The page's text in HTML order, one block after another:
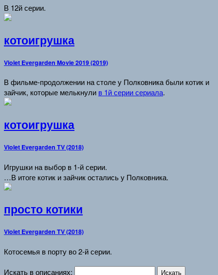
В 12й серии.
котоигрушка
Violet Evergarden Movie 2019 (2019)
В фильме-продолжении на столе у Полковника были котик и
зайчик, которые мелькнули в 1й серии сериала.
котоигрушка
Violet Evergarden TV (2018)
Игрушки на выбор в 1-й серии.
…В итоге котик и зайчик остались у Полковника.
просто котики
Violet Evergarden TV (2018)
Котосемья в порту во 2-й серии.
Искать в описаниях: